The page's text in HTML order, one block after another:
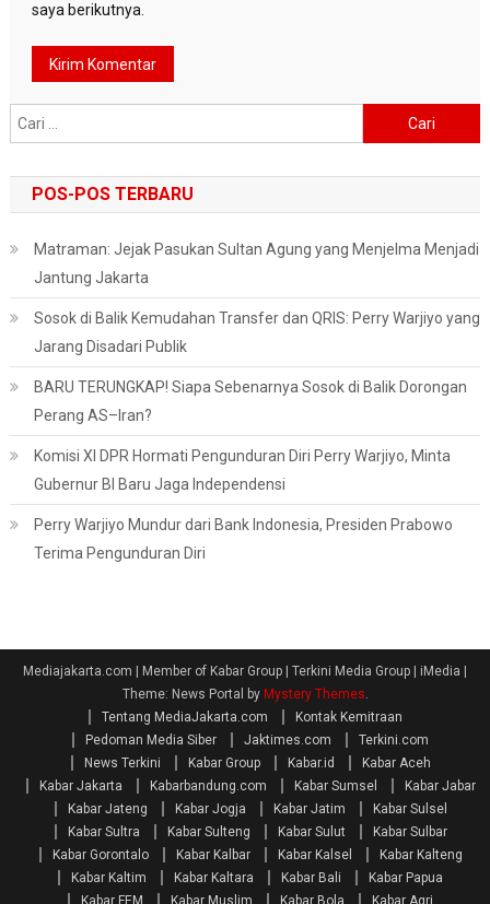
saya berikutnya.
untuk:
POS-POS TERBARU
Matraman: Jejak Pasukan Sultan Agung yang Menjelma Menjadi
Jantung Jakarta
Sosok di Balik Kemudahan Transfer dan QRIS: Perry Warjiyo yang
Jarang Disadari Publik
BARU TERUNGKAP! Siapa Sebenarnya Sosok di Balik Dorongan
Perang AS–Iran?
Komisi XI DPR Hormati Pengunduran Diri Perry Warjiyo, Minta
Gubernur BI Baru Jaga Independensi
Perry Warjiyo Mundur dari Bank Indonesia, Presiden Prabowo
Terima Pengunduran Diri
Mediajakarta.com | Member of Kabar Group | Terkini Media Group | iMedia
Theme: News Portal by Mystery Themes.
Tentang MediaJakarta.com
Kontak Kemitraan
Pedoman Media Siber
Jaktimes.com
Terkini.com
News Terkini
Kabar Group Kabar.id
Kabar Aceh
Kabar Jakarta
Kabarbandung.com Kabar Sumsel
Kabar Jabar
Kabar Jateng
Kabar Jogja Kabar Jatim
Kabar Sulsel
Kabar Sultra
Kabar Sulteng Kabar Sulut
Kabar Sulbar
Kabar Gorontalo
Kabar Kalbar Kabar Kalsel
Kabar Kalteng
Kabar Kaltim
Kabar Kaltara Kabar Bali
Kabar Papua
Kabar FEM
Kabar Muslim Kabar Bola Kabar Agri